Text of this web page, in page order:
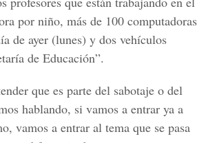
por niño, más de 100 computadoras
de ayer (lunes) y dos vehículos
de Educación”.
que es parte del sabotaje o del
hablando, si vamos a entrar ya a
vamos a entrar al tema que se pasa